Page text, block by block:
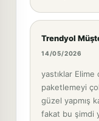
Trendyol
14/05/2026
yastıklar Elime
paketlemeyi
güzel yapmış
fakat bu şimdi